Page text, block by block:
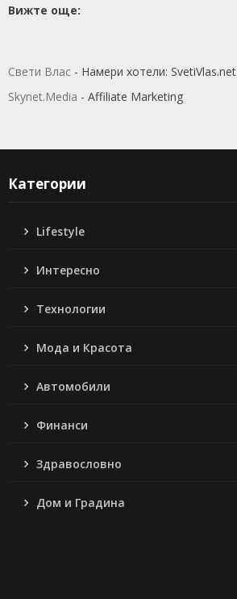
Вижте още:
Свети Влас - Намери хотели: SvetiVlas.net
Skynet.Media - Affiliate Marketing
Категории
Lifestyle
Интересно
Технологии
Мода и Красота
Автомобили
Финанси
Здравословно
Дом и Градина